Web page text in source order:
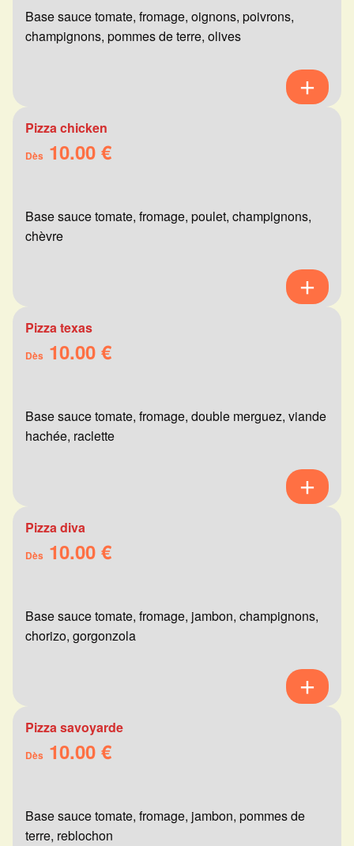
Base sauce tomate, fromage, oignons, poivrons,
champignons, pommes de terre, olives
Pizza chicken
Dès 10.00 €
Base sauce tomate, fromage, poulet, champignons,
chèvre
Pizza texas
Dès 10.00 €
Base sauce tomate, fromage, double merguez, viande
hachée, raclette
Pizza diva
Dès 10.00 €
Base sauce tomate, fromage, jambon, champignons,
chorizo, gorgonzola
Pizza savoyarde
Dès 10.00 €
Base sauce tomate, fromage, jambon, pommes de
terre, reblochon